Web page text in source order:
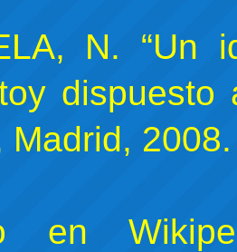
N. “Un
dispuesto
Madrid, 2008.
en